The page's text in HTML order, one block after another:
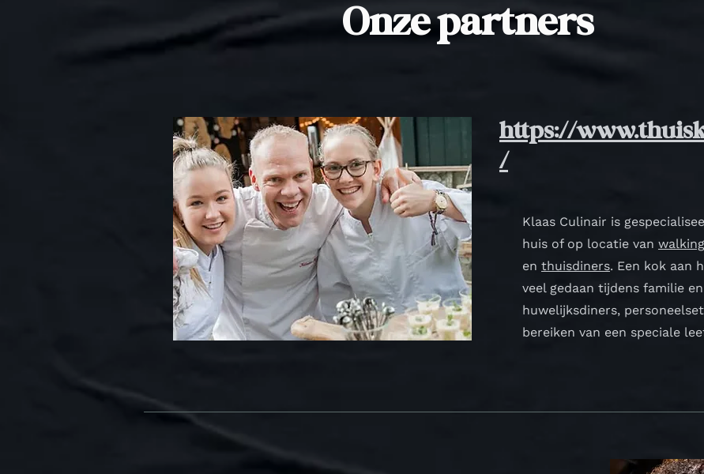
Onze partners
https://
/
Klaas Culinair is
huis of op locatie van
en thuisdiners. Een kok aan
veel gedaan tijdens familie
huwelijksdiners,
bereiken van een speciale